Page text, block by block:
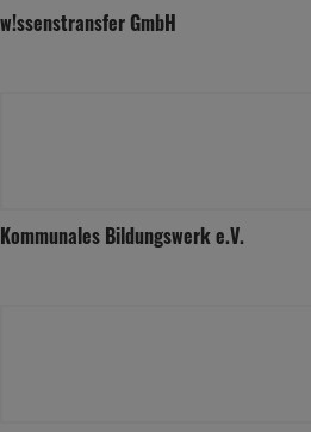
w!ssenstransfer GmbH
Kommunales Bildungswerk e.V.